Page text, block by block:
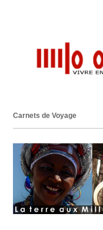
Carnets de Voyage
Actualités
Plus
Carnets de Voyage